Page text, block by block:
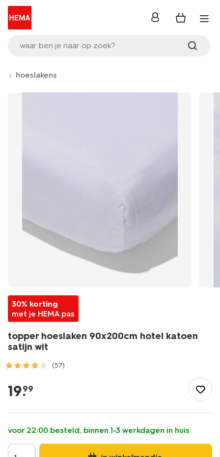
waar ben je naar op zoek?
inloggen
hoeslakens
30% korting
met je HEMA pas
topper hoeslaken 90x200cm hotel katoen
satijn wit
(57)
slapen/slapen/hoeslaken/topper-
hoeslaken-
hotel-
katoen-
satijn-
wit-
19.
99
voor 22:00 besteld, binnen 1-3 werkdagen in huis